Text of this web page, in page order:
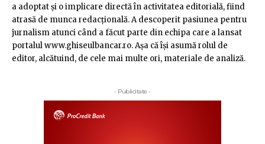
a adoptat şi o implicare directă în activitatea editorială, fiind
atrasă de munca redacţională. A descoperit pasiunea pentru
jurnalism atunci când a făcut parte din echipa care a lansat
portalul www.ghiseulbancar.ro. Așa că îşi asumă rolul de
editor, alcătuind, de cele mai multe ori, materiale de analiză.
- Publicitate -